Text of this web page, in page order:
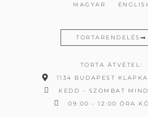
MAGYAR
TORTARENDELÉS
TORTA ÁTVÉTEL:
1134 BUDAPEST
KEDD - SZOMBAT
09:00 - 12:00 ÓRA